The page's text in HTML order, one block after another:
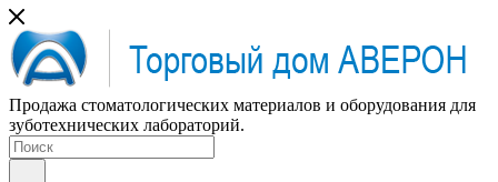
Продажа стоматологических материалов и оборудования для
зуботехнических лабораторий.